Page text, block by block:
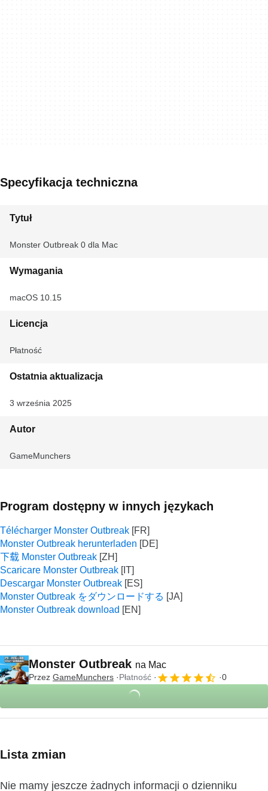
Specyfikacja techniczna
Tytuł
Monster Outbreak 0 dla Mac
Wymagania
macOS 10.15
Licencja
Płatność
Ostatnia aktualizacja
3 września 2025
Autor
GameMunchers
Program dostępny w innych językach
Télécharger Monster Outbreak
Monster Outbreak herunterladen
下载 Monster Outbreak
Scaricare Monster Outbreak
Descargar Monster Outbreak
Monster Outbreak をダウンロードする
Monster Outbreak download
Monster Outbreak na Mac
Przez GameMunchers Płatność 0
Lista zmian
Nie mamy jeszcze żadnych informacji o dzienniku